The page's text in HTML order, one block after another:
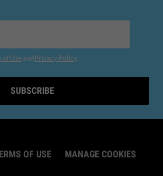
of Use andPrivacy Policy.
SUBSCRIBE
OF USE MANAGE COOKIES